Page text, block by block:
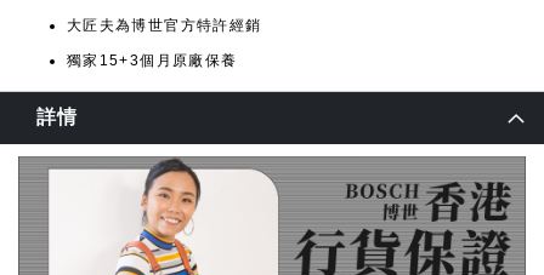
大匠夫為博世官方特許經銷
獨家15+3個月原廠保養
詳情